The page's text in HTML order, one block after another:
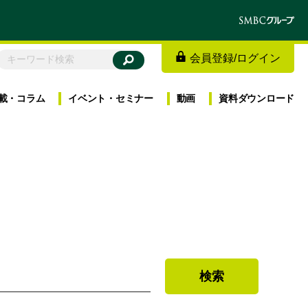
会員登録/ログイン
・ コラム イベント・ セミナー 動画 資料ダウンロード